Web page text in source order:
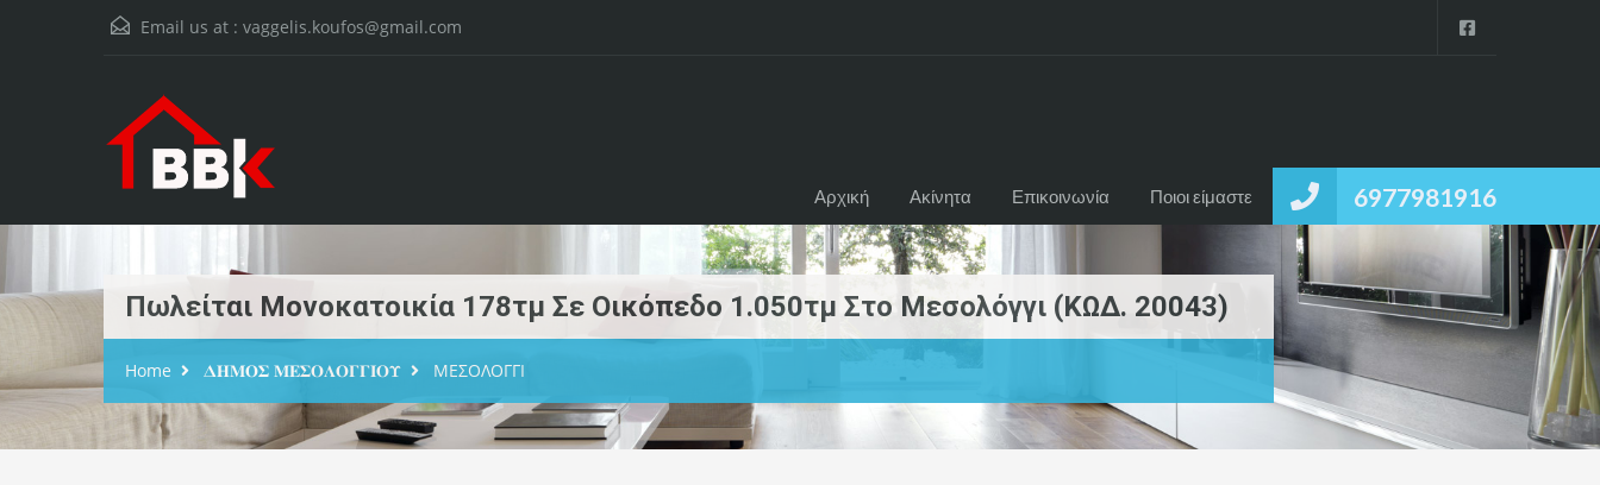
Email us at : vaggelis.koufos@gmail.com
6977981916
Αρχική Ακίνητα Επικοινωνία Ποιοι είμαστε
Πωλείται Μονοκατοικία 178τμ Σε Οικόπεδο 1.050τμ Στο Μεσολόγγι (ΚΩΔ. 20043)
Home 𝚫𝚮𝚳𝚶𝚺 𝚳𝚬𝚺𝚶𝚲𝚶𝚪𝚪𝚰𝚶𝚼 ΜΕΣΟΛΟΓΓΙ